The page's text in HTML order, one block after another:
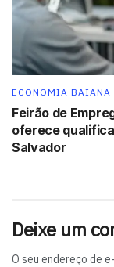
ECONOMIA BAIANA
Feirão de
oferece
Salvador
Deixe um
O seu endereço de